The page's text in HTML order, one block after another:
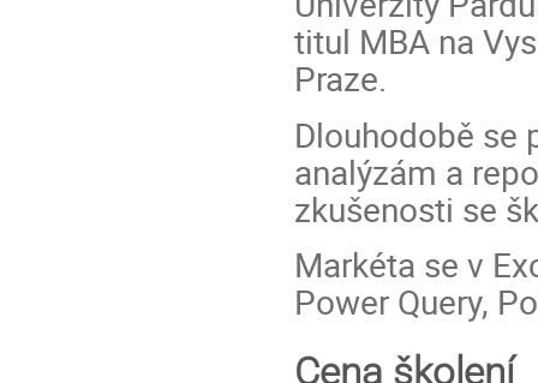
titul MBA na
Praze.
Dlouhodobě se
analýzám a
zkušenosti se
Markéta se v
Power Query,
Cena školení